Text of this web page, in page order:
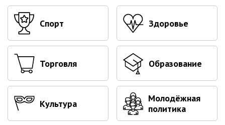
СТРУКТУРА
Глава МО г. Партизанск
Первый заместитель главы
Заместители главы администрации
Управления
Управление бухгалтерского учёта
Финансовое управление
О финансовом управлении
Спорт Здоровье
Торговля Образование
Культура
Молодёжная
политика